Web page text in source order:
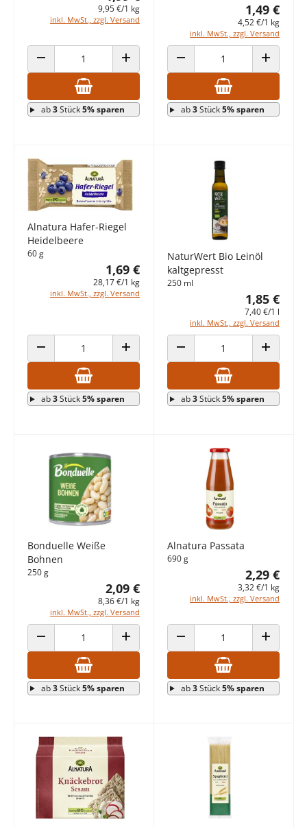
9,95 €/1 kg
inkl. MwSt., zzgl. Versand
ANZAHL VERRINGERN ANZAHL ERHÖHEN
ab3Stück5% sparen
1,49 €
4,52 €/1 kg
inkl. MwSt., zzgl. Versand
ANZAHL VERRINGERN ANZAHL
ab3Stück5% sparen
Alnatura Hafer-Riegel
Heidelbeere
60 g
1,69 €
28,17 €/1 kg
inkl. MwSt., zzgl. Versand
ANZAHL VERRINGERN ANZAHL ERHÖHEN
ab3Stück5% sparen
NaturWert Bio Leinöl
kaltgepresst
250 ml
1,85 €
7,40 €/1 l
inkl. MwSt., zzgl. Versand
ANZAHL VERRINGERN ANZAHL
ab3Stück5% sparen
Bonduelle Weiße
Bohnen
250 g
2,09 €
8,36 €/1 kg
inkl. MwSt., zzgl. Versand
ANZAHL VERRINGERN ANZAHL ERHÖHEN
ab3Stück5% sparen
Alnatura Passata
690 g
2,29 €
3,32 €/1 kg
inkl. MwSt., zzgl. Versand
ANZAHL VERRINGERN ANZAHL
ab3Stück5% sparen